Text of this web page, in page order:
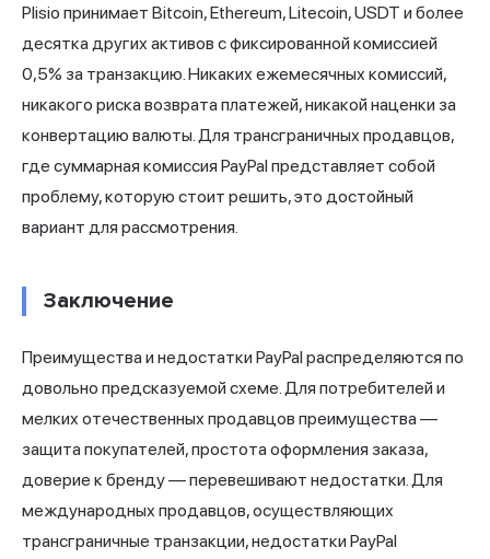
Plisio принимает Bitcoin, Ethereum, Litecoin, USDT и более
десятка других активов с фиксированной комиссией
0,5% за транзакцию. Никаких ежемесячных комиссий,
никакого риска возврата платежей, никакой наценки за
конвертацию валюты. Для трансграничных продавцов,
где суммарная комиссия PayPal представляет собой
проблему, которую стоит решить, это достойный
вариант для рассмотрения.
Заключение
Преимущества и недостатки PayPal распределяются по
довольно предсказуемой схеме. Для потребителей и
мелких отечественных продавцов преимущества —
защита покупателей, простота оформления заказа,
доверие к бренду — перевешивают недостатки. Для
международных продавцов, осуществляющих
трансграничные транзакции, недостатки PayPal